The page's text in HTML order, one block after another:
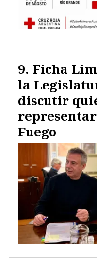
Ficha
la
discutir
Fuego